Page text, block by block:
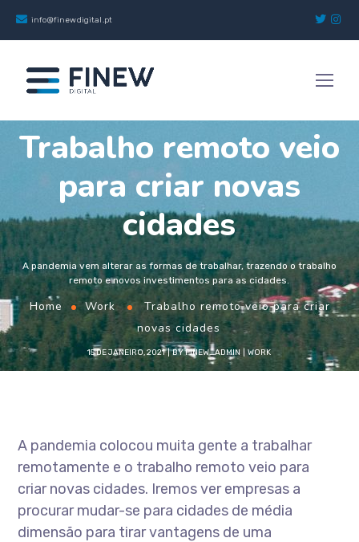
info@finewdigital.pt
Trabalho remoto veio
para criar novas
cidades
A pandemia vem alterar as formas de trabalhar, trazendo o trabalho
remoto e novos investimentos para as cidades.
Home Work
Trabalho remoto veio para criar
novas cidades
15 DE JANEIRO, 2021 BYFINEW_ADMIN WORK
A pandemia colocou muita gente a trabalhar
remotamente e o trabalho remoto veio para
criar novas cidades. Iremos ver empresas a
procurar mudar-se para cidades de média
dimensão para tirar vantagens de uma